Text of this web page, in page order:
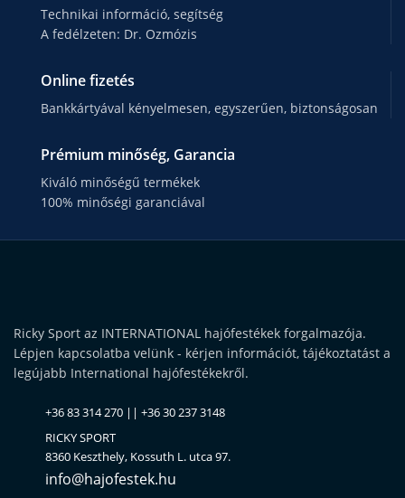
Technikai információ, segítség
A fedélzeten: Dr. Ozmózis
Online fizetés
Bankkártyával kényelmesen, egyszerűen, biztonságosan
Prémium minőség, Garancia
Kiváló minőségű termékek
100% minőségi garanciával
Ricky Sport az INTERNATIONAL hajófestékek forgalmazója.
Lépjen kapcsolatba velünk - kérjen információt, tájékoztatást a
legújabb International hajófestékekről.
+36 83 314 270 || +36 30 237 3148
RICKY SPORT
8360 Keszthely, Kossuth L. utca 97.
info@hajofestek.hu